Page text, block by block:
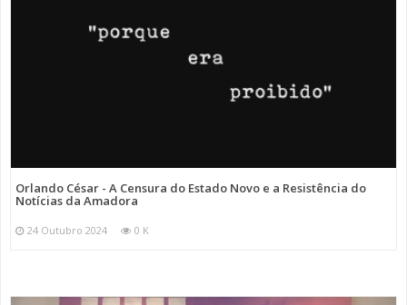
Orlando César - A Censura do Estado Novo e a Resistência do
Notícias da Amadora
24 Outubro 2024 0 K